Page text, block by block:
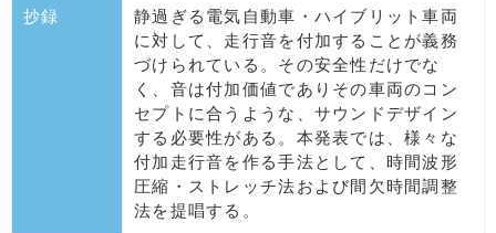
抄録
静過ぎる電気自動車・ハイブリット車両
に対して、走行音を付加することが義務
づけられている。その安全性だけでな
く、音は付加価値でありその車両のコン
セプトに合うような、サウンドデザイン
する必要性がある。本発表では、様々な
付加走行音を作る手法として、時間波形
圧縮・ストレッチ法および間欠時間調整
法を提唱する。